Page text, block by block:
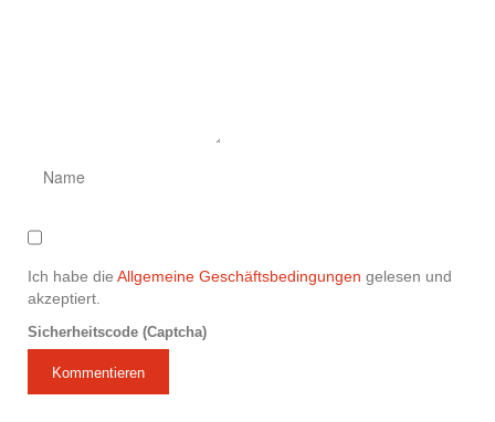
Ich habe die Allgemeine Geschäftsbedingungen gelesen und
akzeptiert.
Sicherheitscode (Captcha)
Kommentieren